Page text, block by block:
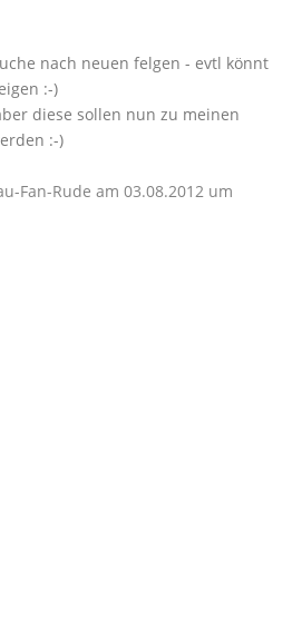
nach neuen felgen - evtl könnt
:-)
diese sollen nun zu meinen
:-)
Fan-Rude am 03.08.2012 um